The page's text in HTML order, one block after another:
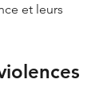
et leurs